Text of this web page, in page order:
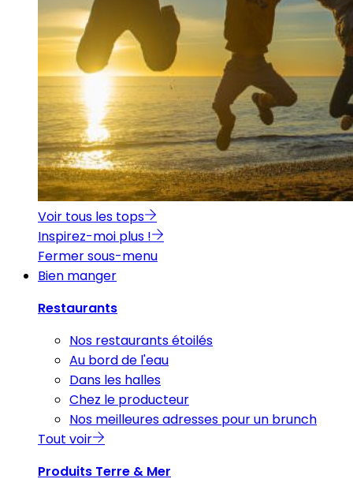
Voir tous les tops
Inspirez-moi plus !
Fermer sous-menu
Bien manger
Restaurants
Nos restaurants étoilés
Au bord de l'eau
Dans les halles
Chez le producteur
Nos meilleures adresses pour un brunch
Tout voir
Produits Terre & Mer